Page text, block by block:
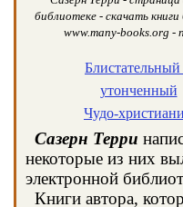
библиотеке - скачать
www.many-books.org -
Блистательный
утонченный
Чудо-
Сазерн Терри
некоторые из них
электронной
Книги автора,